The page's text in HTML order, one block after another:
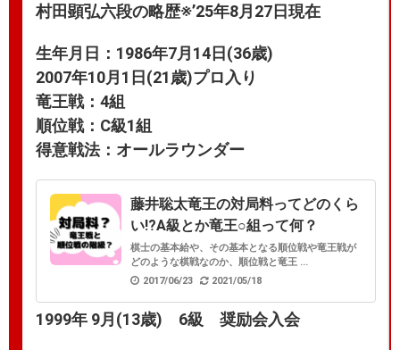
村田顕弘六段の略歴※’25年8月27日現在
生年月日：1986年7月14日(36歳)
2007年10月1日(21歳)プロ入り
竜王戦：4組
順位戦：C級1組
得意戦法：オールラウンダー
藤井聡太竜王の対局料ってどのくら
い!?A級とか竜王○組って何？
棋士の基本給や、その基本となる順位戦や竜王戦が
どのような棋戦なのか、順位戦と竜王 ...
2017/06/23
2021/05/18
1999年 9月(13歳) 6級 奨励会入会